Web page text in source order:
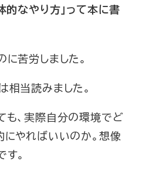
的なやり方」って本に書
苦労しました。
当読みました。
も、実際自分の環境でど
やればいいのか。想像
。